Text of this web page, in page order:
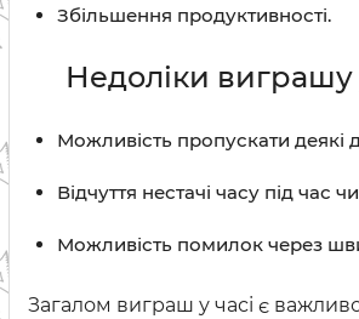
Збільшення продуктивності.
Недоліки виграшу
Можливість пропускати деякі
Відчуття нестачі часу під час
Можливість помилок через
Загалом виграш у часі є